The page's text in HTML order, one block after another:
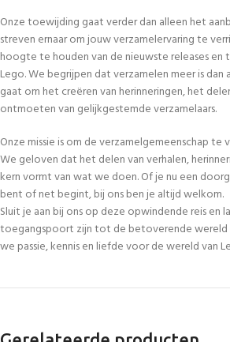
Onze toewijding gaat verder dan alleen het
streven ernaar om jouw verzamelervaring te
hoogte te houden van de nieuwste releases en
Lego. We begrijpen dat verzamelen meer is
gaat om het creëren van herinneringen, het
ontmoeten van gelijkgestemde verzamelaars.
Onze missie is om de verzamelgemeenschap te
We geloven dat het delen van verhalen,
kern vormt van wat we doen. Of je nu een
bent of net begint, bij ons ben je altijd welkom.
Sluit je aan bij ons op deze opwindende reis en
toegangspoort zijn tot de betoverende wereld
we passie, kennis en liefde voor de wereld van